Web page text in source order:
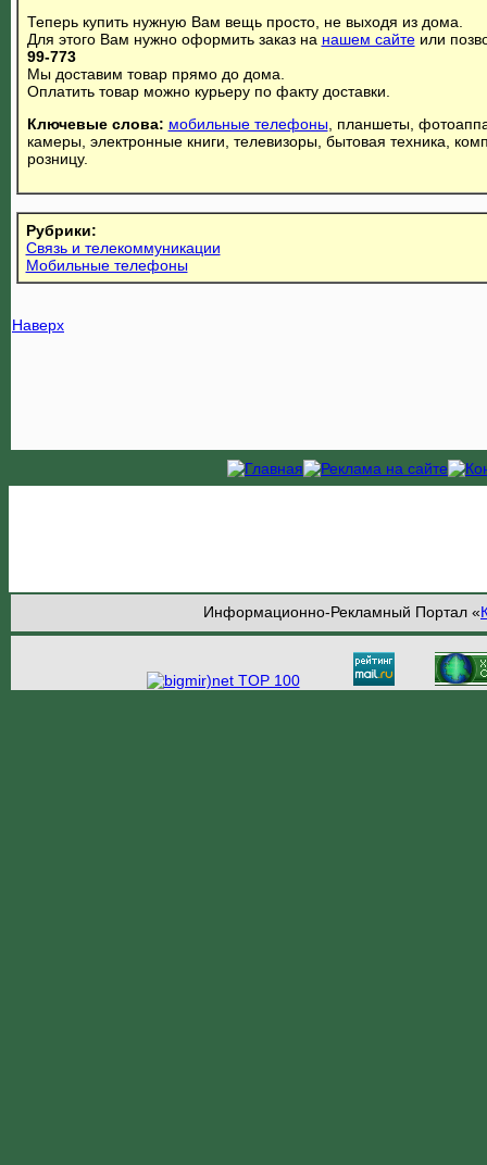
Теперь купить нужную Вам вещь просто, не выходя из дома.
Для этого Вам нужно оформить заказ на нашем сайтеили
99-773
Мы доставим товар прямо до дома.
Оплатить товар можно курьеру по факту доставки.
Ключевые слова: мобильные телефоны, планшеты,
камеры, электронные книги, телевизоры, бытовая техника,
розницу.
Рубрики:
Связь и телекоммуникации
Мобильные телефоны
Наверх
Информационно-Рекламный Портал «